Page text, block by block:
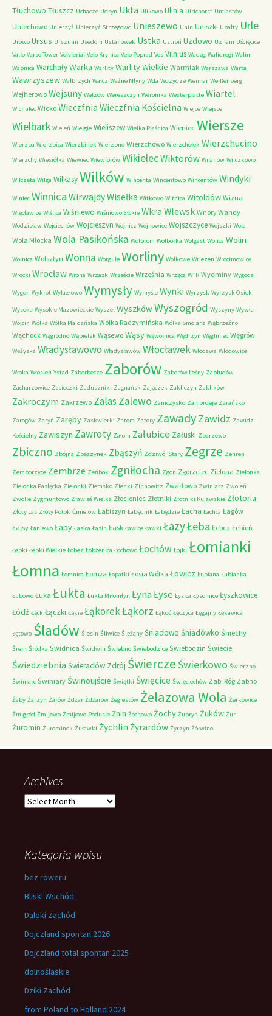
Tłuchowo Tłuszcz Uchacze Udryn Ukta Ulikowo Ulinia Ulrichorst Umiastów
Uniechowo Unierzyż Unierzyż Strzegowo Unieszewo Unin Uniszki Upałty Urle
Urowo Ursus Urszulin Usedom Ustanówek Ustka Ustroń Uzdowo Uznam Uścięcice
Vallo Varso Tower Veivieriai Velo Krynica Velo Poprad Ves Vilnius Wadąg Walidrogi Walim
Wapnica WarchałyWarka Warlity Warlity Wielkie Warmiak Warszawa Warta
Wawrzyszew Wałbrzych Wałcz Ważne Młyny Wda Wdzydze Weimar Weißenberg
Wejherowo Wejsuny Welzow Wereszczyn Weronika Westerplatte Wiartel
Wichulec Wicko Wieczfnia Wieczfnia Kościelna Wiejce Wiejsce
Wielbark Wieleń Wielgie Wieliszew Wielka Piaśnica Wieniec Wiersze
Wierzba Wierzbica Wierzbinek Wierzbno Wierzchowo Wierzchołek Wierzchucino
Wierzchy Wiesiółka Wiewiec Wiewiórów WikielecWiktorów Wilanów Wilczkowo
Wilczęta Wilga WilkasyWilków Wincenta Wincentowo Wincentów Windyki
Winiec Winnica WirwajdyWisełka Witkowo Witnica Witoldów Wizna
Więcławice Wiślica Wiśniewo Wiśniowo Ełckie Wkra Wlewsk Wnory Wandy
Wodzisław Wojciechów Wojcieszyn Wojnicz Wojnowice Wojszczyce Wojszki Wola
Wola Młocka Wola Pasikońska Wolbrom Wolbórka Wolgast Wolica Wolin
Wolnica Wolsztyn Wonna Worgule Worliny Wołkowe Wriezen Wrocimowice
Wrocki Wrocław Wrona Wrzask Wrzeście Września Wrząca WTR Wydminy Wygoda
Wygon Wykrot Wylazłowo Wymysły Wymyśle Wynki Wyrzysk Wyrzysk Osiek
Wysoka Wysokie Mazowieckie Wyszel WyszkówWyszogród Wyszyny Wywła
Wójcin Wólka Wólka Majdańska Wólka Radzymińska Wólka Smolana Wąbrzeźno
Wąchock Wągrodno Wąpielsk Wąsewo Wąsy Wąwolnica Wędrzyn Węgliniec Węgrów
Wężyska Władysławowo Władysławów Włocławek Włodawa Włodowice
Włoka Włosień Ystad Zaberbecze Zaborów Zaborów Leśny Zabłudów
Zacharzowice Zacieczki Zaduszniki Zagnańsk Zajączek Zakliczyn Zaklików
Zakroczym Zakrzewo ZalasZalewo Zamczysko Zamordeje Zarańsko
Zarogów Zaryń Zaręby Zaskwierki Zatom Zatory ZawadyZawidz Zawidz
Kościelny Zawiszyn Zawroty Załom Załubice Załuski Zbarzewo
Zbiczno Zbójna Zbąszynek Zbąszyń Zdziwój Stary Zegrze Zehren
Zemborzyce Zembrze Zeńbok Zgniłocha Zgon Zgorzelec Zielona Zielonka
Zielonka Pasłęcka Zielonki Ziemsko Zienki Zinnowitz Zwartowo Zwiniarz Zwoleń
Zwolle Zygmuntowo Zławieś Wielka Złocieniec Złotniki Złotniki Kujawskie Złotoria
Złoty Las Złoty Potok Ćmielów Łabiszyn Łabędnik Łabędzie Łacha Łachca Łagów
Łajsy Łaniewo Łapy Łasica Łasin Łask Ławice Ławki ŁazyŁeba Łebcz Łebień
Łebki Łebki Wielkie Łobez Łobżenica Łochowo Łochów Łojki Łomianki
Łomna Łomnica Łomża Łopatki Łosia Wólka Łowicz Łubiana Łubianka
Łubowo Łuka Łukta Łukta Miłomłyn ŁynaŁyse Łysica Łysomice Łyszkowice
Łódź Łąck Łączki Łąkie ŁąkorekŁąkorz Łąkoć Łęczyca Łęgajny Łękawica
Łętowo Śladów Ślesin Śliwice Ślężany Śniadowo Śniadówko Śniechy
Śrem Śródka Świdnica Świdwin Świebno Świebodzice Świebodzin Świecie
Świedziebnia Świeradów Zdrój Świercze Świerkowo Świerzno
Świniarc Świniary Świnoujście Świątki Święcice Święciechów Żabi Róg Żabno
Żaby Żarzyn Żarów Żdżar Żdżarów Żegiestów Żelazowa Wola Żerkowice
Żmigród Żmijewo Żmijewo-Podusie Żnin Żochowo Żochy Żubryn Żuków Żur
Żuromin Żurominek Żuławki Żychlin Żyrardów Żyrzyn Żółwino
Archives
Archives
Kategoria wpisu
bez roweru
Bliski Wschód
Daleki Zachód
Dojczland spontan 2026
Dojczland total spontan 2025
dolnośląskie
Dziki Zachód
from Poland to Holland 2024